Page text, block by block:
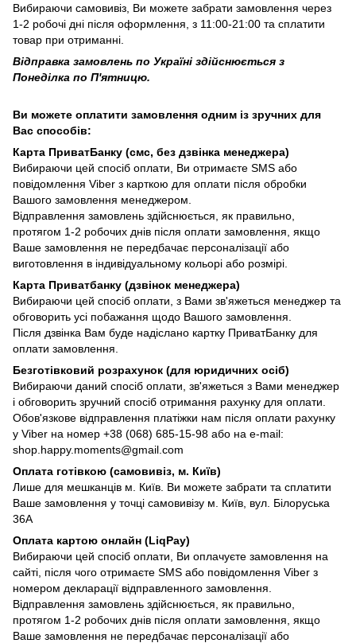
Вибираючи самовивіз, Ви можете забрати замовлення через
1-2 робочі дні після оформлення, з 11:00-21:00 та сплатити
товар при отриманні.
Відправка замовлень по Україні здійснюється з
Понеділка по П'ятницю.
Ви можете оплатити замовлення одним із зручних для
Вас способів:
Карта ПриватБанку (смс, без дзвінка менеджера)
Вибираючи цей спосіб оплати, Ви отримаєте SMS або
повідомлення Viber з карткою для оплати після обробки
Вашого замовлення менеджером.
Відправлення замовлень здійснюється, як правильно,
протягом 1-2 робочих днів після оплати замовлення, якщо
Ваше замовлення не передбачає персоналізації або
виготовлення в індивідуальному кольорі або розмірі.
Карта Приватбанку (дзвінок менеджера)
Вибираючи цей спосіб оплати, з Вами зв'яжеться менеджер та
обговорить усі побажання щодо Вашого замовлення.
Після дзвінка Вам буде надіслано картку ПриватБанку для
оплати замовлення.
Безготівковий розрахунок (для юридичних осіб)
Вибираючи даний спосіб оплати, зв'яжеться з Вами менеджер
і обговорить зручний спосіб отримання рахунку для оплати.
Обов'язкове відправлення платіжки нам після оплати рахунку
у Viber на номер +38 (068) 685-15-98 або на e-mail:
shop.happy.moments@gmail.com
Оплата готівкою (самовивіз, м. Київ)
Лише для мешканців м. Київ. Ви можете забрати та сплатити
Ваше замовлення у точці самовивізу м. Київ, вул. Білоруська
36А
Оплата картою онлайн (LiqPay)
Вибираючи цей спосіб оплати, Ви оплачуєте замовлення на
сайті, після чого отримаєте SMS або повідомлення Viber з
номером декларації відправленного замовлення.
Відправлення замовлень здійснюється, як правильно,
протягом 1-2 робочих днів після оплати замовлення, якщо
Ваше замовлення не передбачає персоналізації або